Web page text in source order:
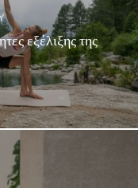
εξέλιξης της